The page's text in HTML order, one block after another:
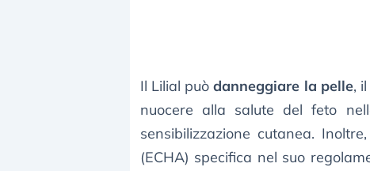
Il Lilial puòdanneggiare la pelle,
nuocere alla salute del feto
sensibilizzazione cutanea.
(ECHA) specifica nel suo